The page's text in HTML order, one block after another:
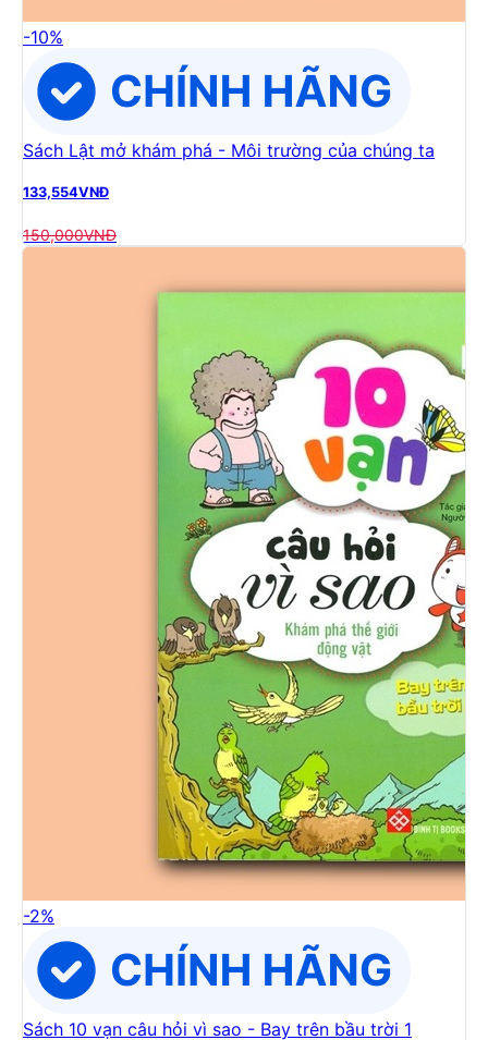
-10%
Sách Lật mở khám phá - Môi trường của chúng ta
133,554VNĐ
150,000VNĐ
-2%
Sách 10 vạn câu hỏi vì sao - Bay trên bầu trời 1